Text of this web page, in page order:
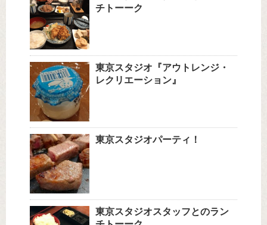
チトーーク
東京スタジオ『アウトレンジ・
レクリエーション』
東京スタジオパーティ！
東京スタジオスタッフとのラン